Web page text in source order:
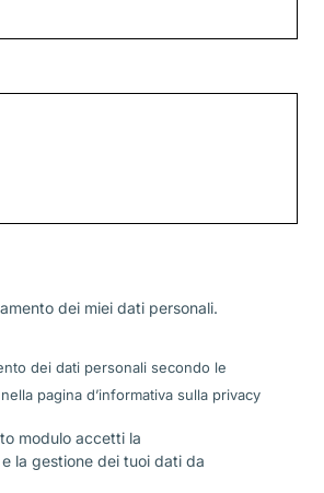
dei miei dati personali.
dei dati personali secondo le
pagina d’informativa sulla privacy
modulo accetti la
la gestione dei tuoi dati da